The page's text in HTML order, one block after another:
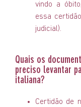
vindo a
essa
judicial).
Quais os
preciso levantar
italiana?
Certidão de